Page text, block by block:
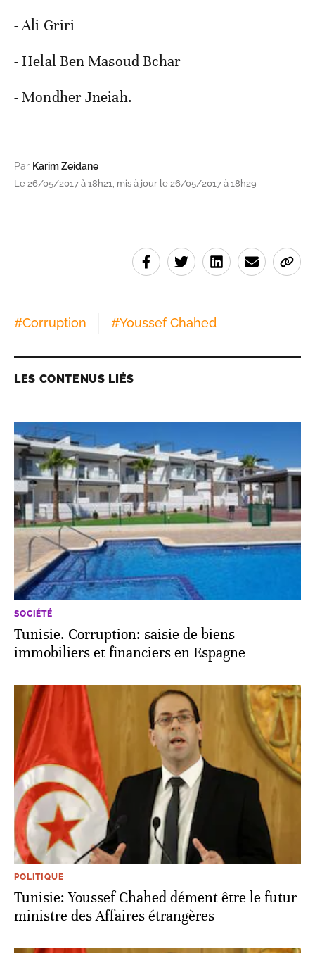
- Ali Griri
- Helal Ben Masoud Bchar
- Mondher Jneiah.
Par Karim Zeidane
Le 26/05/2017 à 18h21, mis à jour le 26/05/2017 à 18h29
#Corruption #Youssef Chahed
LES CONTENUS LIÉS
SOCIÉTÉ
Tunisie. Corruption: saisie de biens
immobiliers et financiers en Espagne
POLITIQUE
Tunisie: Youssef Chahed dément être le futur
ministre des Affaires étrangères